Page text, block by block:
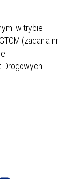
w trybie
(zadania nr
Drogowych